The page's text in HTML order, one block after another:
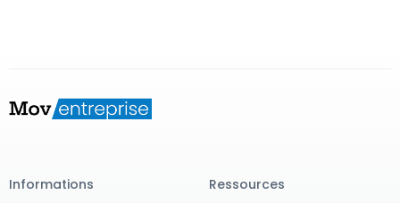
Informations
Ressources